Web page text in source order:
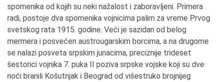
spomenika od kojih su neki nažalost i zaboravljeni. Primera
radi, postoje dva spomenika vojnicima palim za vreme Prvog
svetskog rata 1915. godine. Veći je sazidan od belog
mermera i posvećen austrougarskim borcima, a na drugome
se nalazi posveta srpskim junacima, preciznije trideset
šestorici vojnika 7. puka II poziva srpske vojske koji su dve
noći branili Košutnjak i Beograd od višestruko brojnijeg